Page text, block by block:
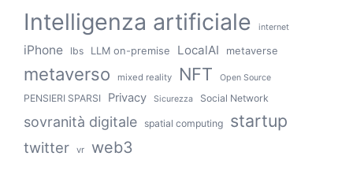
Intelligenza artificiale internet
iPhone lbs LLM on-premise LocalAI metaverse
metaverso mixed reality NFT Open Source
PENSIERI SPARSI Privacy Sicurezza Social Network
sovranità digitale spatial computing startup
twitter vr web3